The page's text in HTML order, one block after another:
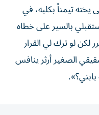
يخته تيمناً بكلبه، في
بالسير على خطاه
لكن لو ترك لي القرار
الصغير أرثر ينافس